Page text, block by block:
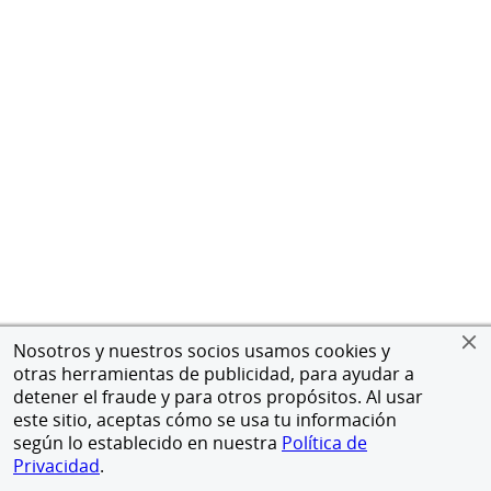
Nosotros y nuestros socios usamos cookies y
otras herramientas de publicidad, para ayudar a
detener el fraude y para otros propósitos. Al usar
este sitio, aceptas cómo se usa tu información
según lo establecido en nuestra Política de
Privacidad.